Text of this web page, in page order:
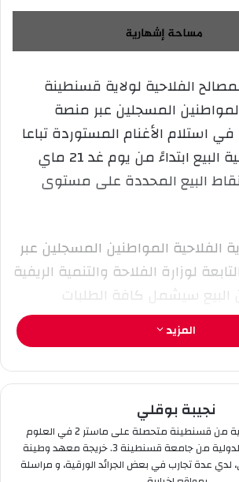
س
ل
ب
ي
د
ا
ل
ك
و
ن
ي
ا
الفلاحية لولاية قسنطينة
المسجلين عبر منصة
استلام الأغنام المستوردة تباعا
بعد استئناف عملية البيع ابتداءً من يوم غد 21 ماي
نقاط البيع المحددة على مستوى
الفلاحية المواطنين المسجلين عبر
لوزارة الفلاحة والتنمية الريفية
البيع سيشمل كافة الطلبات
كما دعت المديرية
بالوقت المحدد والحضور مع الوثائق
رسالة الاستفادة لتسهيل سير
تنظيمية ملائمة.
الجديدة التي كشفها وزير
الريفية والصيد البحري، ياسين وليد
المزيد
نجيبة بوقلي
بوقلي عواطف صحفية من قسنطينة متحصلة على ماستر 2 في العلوم
السياسية والعلاقات الدولية من جامعة قسنطينة 3. خريجة معهد وطينة
لدي عدة تجارب في بعض الجرائد الورقية، و مراسلة